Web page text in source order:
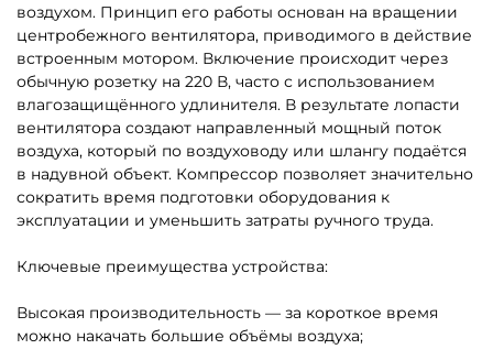
воздухом. Принцип его работы основан на вращении
центробежного вентилятора, приводимого в действие
встроенным мотором. Включение происходит через
обычную розетку на 220 В, часто с использованием
влагозащищённого удлинителя. В результате лопасти
вентилятора создают направленный мощный поток
воздуха, который по воздуховоду или шлангу подаётся
в надувной объект. Компрессор позволяет значительно
сократить время подготовки оборудования к
эксплуатации и уменьшить затраты ручного труда.
Ключевые преимущества устройства:
Высокая производительность — за короткое время
можно накачать большие объёмы воздуха;